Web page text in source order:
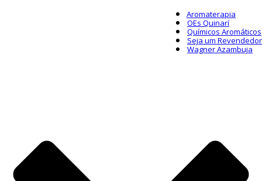
Aromaterapia
OEs Quinarí
Químicos Aromáticos
Seja um Revendedor
Wagner Azambuja